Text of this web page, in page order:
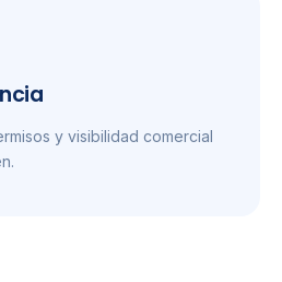
y visibilidad comercial